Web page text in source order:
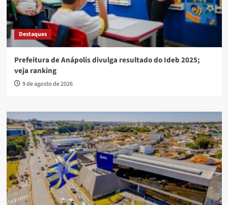
Destaques
Prefeitura de Anápolis divulga resultado do Ideb 2025;
veja ranking
9 de agosto de 2026